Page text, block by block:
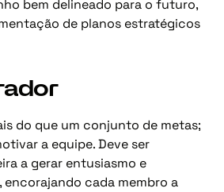
bem delineado para o futuro,
de planos estratégicos
do que um conjunto de metas;
a equipe. Deve ser
a gerar entusiasmo e
cada membro a